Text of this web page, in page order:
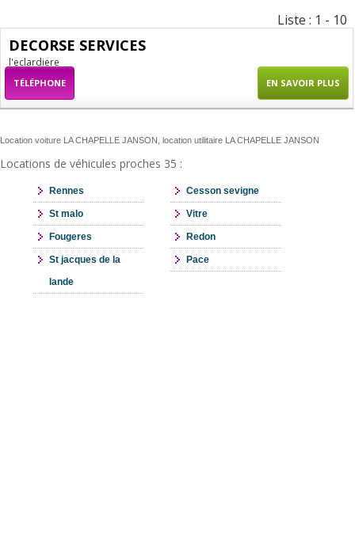
Liste : 1 - 10
DECORSE SERVICES
l'eclardiere
TÉLÉPHONE EN SAVOIR PLUS
Location voiture LA CHAPELLE JANSON, location utilitaire LA CHAPELLE JANSON
Locations de véhicules proches 35 :
Rennes Cesson sevigne
St malo Vitre
Fougeres Redon
St jacques de la
lande
Pace